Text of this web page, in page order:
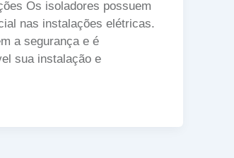
Os isoladores possuem
nas instalações elétricas.
a segurança e é
sua instalação e